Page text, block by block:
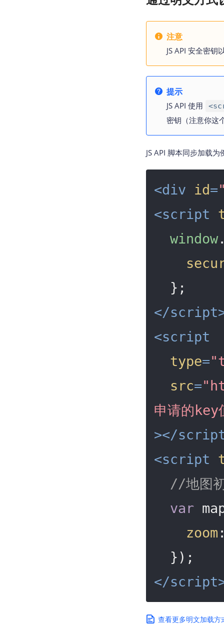
注意
JS API 安全密钥
提示
JS API 使用
密钥（注意你这
JS API 脚本同步加载为
<div id=
<script
window
</script
<script
type=
src=
申请的key
></
<script
//地图
var
zoom
</script
查看更多明文加载方